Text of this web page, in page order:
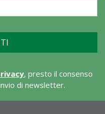
, presto il consenso
di newsletter.